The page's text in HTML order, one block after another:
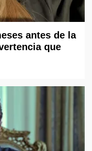
antes de la
que